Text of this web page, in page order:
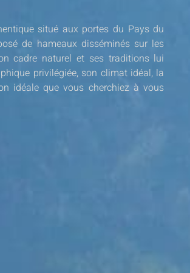
situé aux portes du Pays du
de hameaux disséminés sur les
cadre naturel et ses traditions lui
privilégiée, son climat idéal, la
idéale que vous cherchiez à vous